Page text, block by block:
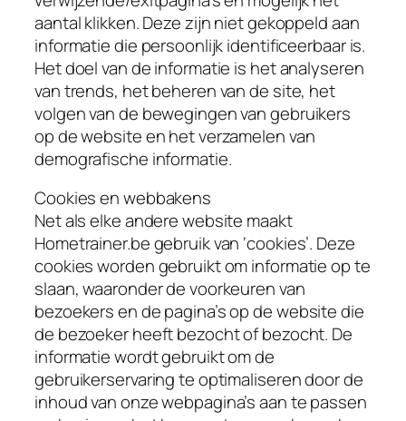
aantal klikken. Deze zijn niet gekoppeld aan
informatie die persoonlijk identificeerbaar is.
Het doel van de informatie is het analyseren
van trends, het beheren van de site, het
volgen van de bewegingen van gebruikers
op de website en het verzamelen van
demografische informatie.
Cookies en webbakens
Net als elke andere website maakt
Hometrainer.be gebruik van ‘cookies’. Deze
cookies worden gebruikt om informatie op te
slaan, waaronder de voorkeuren van
bezoekers en de pagina’s op de website die
de bezoeker heeft bezocht of bezocht. De
informatie wordt gebruikt om de
gebruikerservaring te optimaliseren door de
inhoud van onze webpagina’s aan te passen